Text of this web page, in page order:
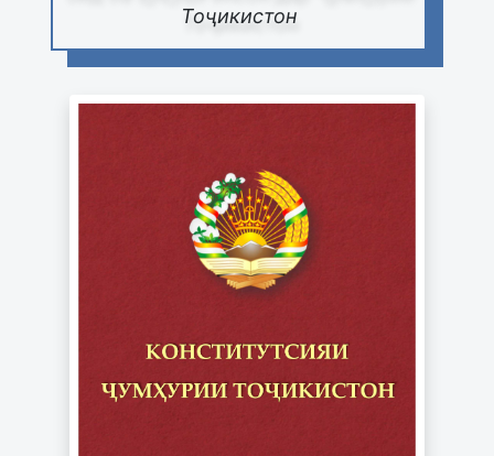
Тоҷикистон